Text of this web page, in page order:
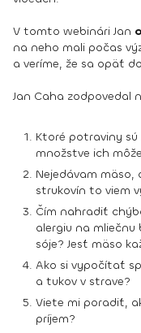
V tomto webinári Jan
na neho mali počas
a veríme, že sa opäť
Jan Caha zodpovedal
Ktoré potraviny
množstve ich
Nejedávam
strukovín to viem
Čím nahradiť
alergiu na
sóje? Jesť mäso
Ako si vypočítať
a tukov v strave?
Viete mi poradiť,
príjem?